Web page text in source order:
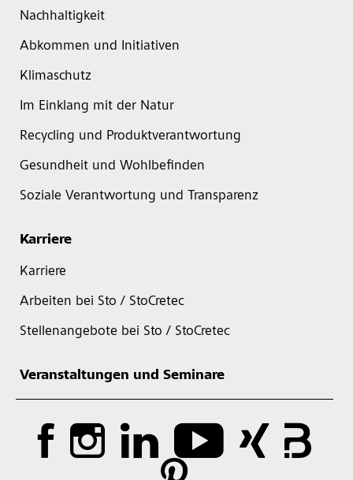
Nachhaltigkeit
Abkommen und Initiativen
Klimaschutz
Im Einklang mit der Natur
Recycling und Produktverantwortung
Gesundheit und Wohlbefinden
Soziale Verantwortung und Transparenz
Karriere
Karriere
Arbeiten bei Sto / StoCretec
Stellenangebote bei Sto / StoCretec
Veranstaltungen und Seminare